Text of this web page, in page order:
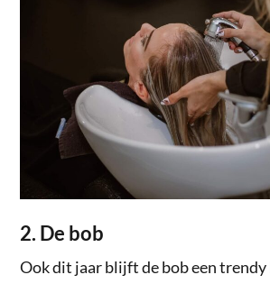
2. De bob
Ook dit jaar blijft de bob een